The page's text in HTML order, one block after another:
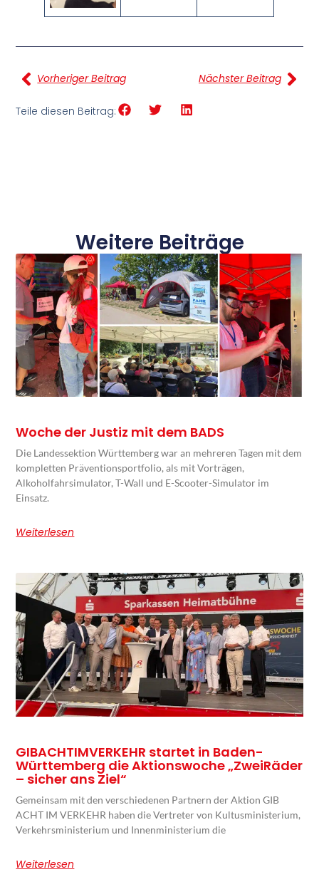
Vorheriger Beitrag Nächster Beitrag
Teile diesen Beitrag:
Weitere Beiträge
Woche der Justiz mit dem BADS
Die Landessektion Württemberg war an mehreren Tagen mit dem
kompletten Präventionsportfolio, als mit Vorträgen,
Alkoholfahrsimulator, T-Wall und E-Scooter-Simulator im
Einsatz.
Weiterlesen
GIBACHTIMVERKEHR startet in Baden-
Württemberg die Aktionswoche „ZweiRäder
– sicher ans Ziel“
Gemeinsam mit den verschiedenen Partnern der Aktion GIB
ACHT IM VERKEHR haben die Vertreter von Kultusministerium,
Verkehrsministerium und Innenministerium die
Weiterlesen